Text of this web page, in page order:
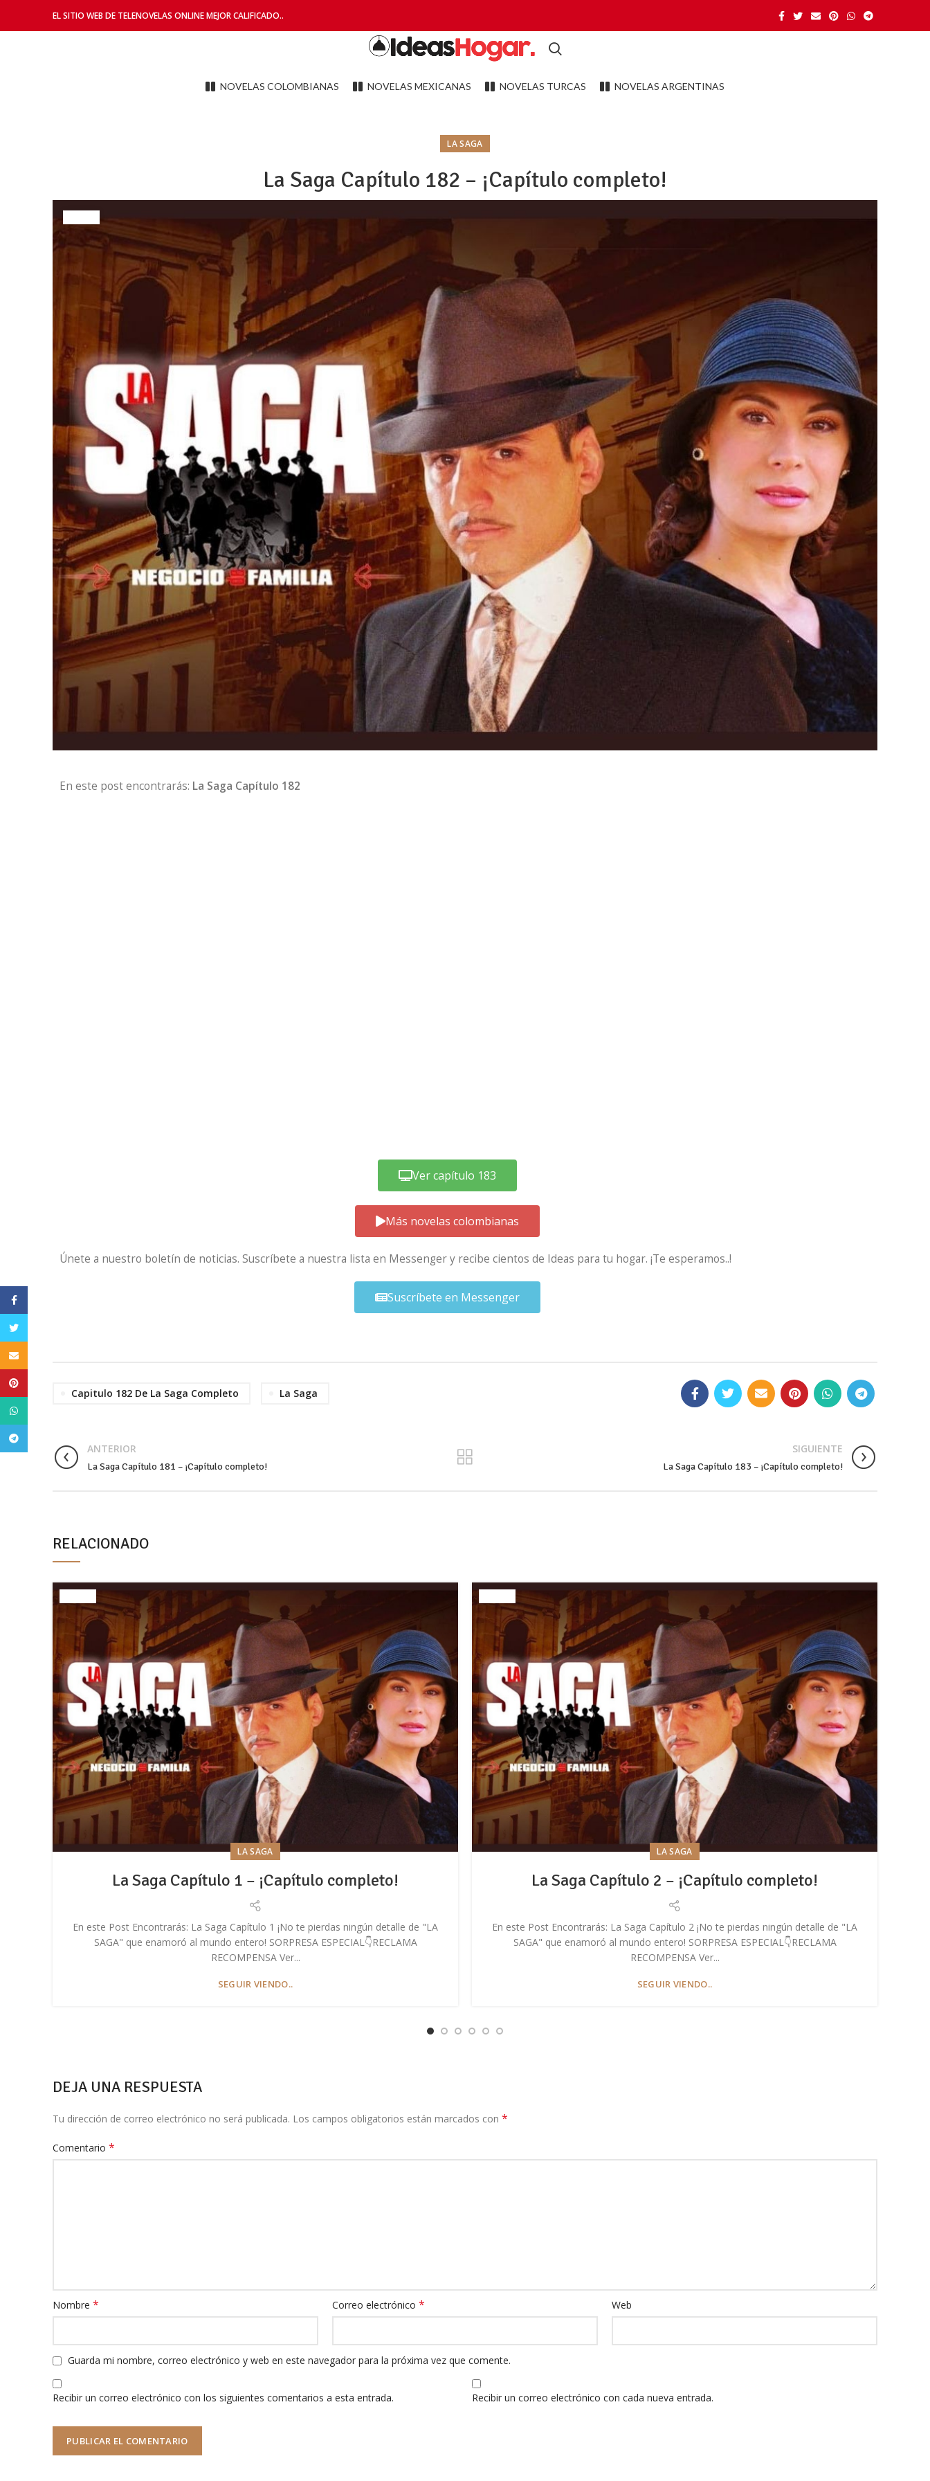
EL SITIO WEB DE TELENOVELAS ONLINE MEJOR CALIFICADO..
NOVELAS COLOMBIANAS NOVELAS MEXICANAS NOVELAS TURCAS NOVELAS ARGENTINAS
LA SAGA
La Saga Capítulo 182 – ¡Capítulo completo!
En este post encontrarás: La Saga Capítulo 182
Ver capítulo 183
Más novelas colombianas
Únete a nuestro boletín de noticias. Suscríbete a nuestra lista en Messenger y recibe cientos de Ideas para tu hogar. ¡Te esperamos..!
Suscríbete en Messenger
Capitulo 182 De La Saga Completo La Saga
ANTERIOR
La Saga Capítulo 181 – ¡Capítulo completo!
SIGUIENTE
La Saga Capítulo 183 – ¡Capítulo completo!
RELACIONADO
LA SAGA
La Saga Capítulo 1 – ¡Capítulo completo!
En este Post Encontrarás: La Saga Capítulo 1 ¡No te pierdas ningún detalle de "LA
SAGA" que enamoró al mundo entero! SORPRESA ESPECIAL👇RECLAMA
RECOMPENSA Ver...
SEGUIR VIENDO..
LA SAGA
La Saga Capítulo 2 – ¡Capítulo completo!
En este Post Encontrarás: La Saga Capítulo 2 ¡No te pierdas ningún detalle de "LA
SAGA" que enamoró al mundo entero! SORPRESA ESPECIAL👇RECLAMA
RECOMPENSA Ver...
SEGUIR VIENDO..
DEJA UNA RESPUESTA
Tu dirección de correo electrónico no será publicada. Los campos obligatorios están marcados con *
Comentario *
Nombre * Correo electrónico * Web
Guarda mi nombre, correo electrónico y web en este navegador para la próxima vez que comente.
Recibir un correo electrónico con los siguientes comentarios a esta entrada. Recibir un correo electrónico con cada nueva entrada.